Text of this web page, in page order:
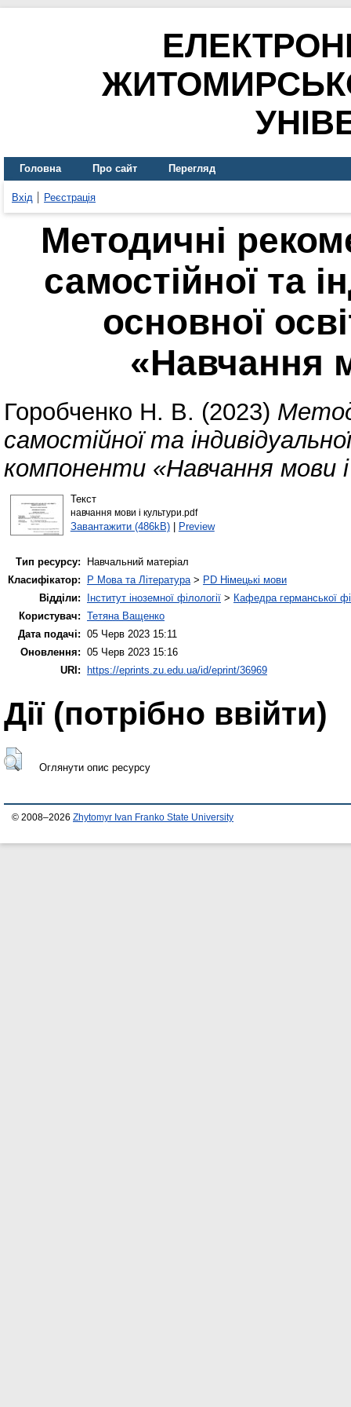
Головна Про сайт Перегляд
Вхід Реєстрація
Методичні
самостійної та
основної
«Навчання
Горобченко Н. В. (2023)
самостійної та
компоненти «Навчання мови
Текст
навчання мови і культури.pdf
Завантажити (486kB)| Preview
Тип ресурсу:
Навчальний матеріал
Класифікатор:
P Мова та Література> PD Німецькі мови
Відділи:
Інститут іноземної філології > Кафедра германської
Користувач: Тетяна Ващенко
Дата подачі: 05 Черв 2023 15:11
Оновлення: 05 Черв 2023 15:16
URI:
https://eprints.zu.edu.ua/id/eprint/36969
Дії ​​(потрібно ввійти)
Оглянути опис ресурсу
© 2008–2026 Zhytomyr Ivan Franko State University